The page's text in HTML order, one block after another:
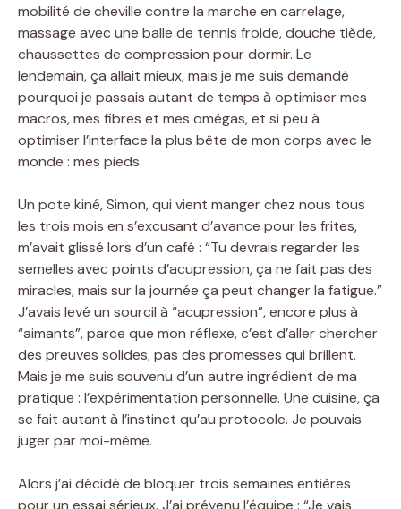
mobilité de cheville contre la marche en carrelage,
massage avec une balle de tennis froide, douche tiède,
chaussettes de compression pour dormir. Le
lendemain, ça allait mieux, mais je me suis demandé
pourquoi je passais autant de temps à optimiser mes
macros, mes fibres et mes omégas, et si peu à
optimiser l’interface la plus bête de mon corps avec le
monde : mes pieds.
Un pote kiné, Simon, qui vient manger chez nous tous
les trois mois en s’excusant d’avance pour les frites,
m’avait glissé lors d’un café : “Tu devrais regarder les
semelles avec points d’acupression, ça ne fait pas des
miracles, mais sur la journée ça peut changer la fatigue.”
J’avais levé un sourcil à “acupression”, encore plus à
“aimants”, parce que mon réflexe, c’est d’aller chercher
des preuves solides, pas des promesses qui brillent.
Mais je me suis souvenu d’un autre ingrédient de ma
pratique : l’expérimentation personnelle. Une cuisine, ça
se fait autant à l’instinct qu’au protocole. Je pouvais
juger par moi-même.
Alors j’ai décidé de bloquer trois semaines entières
pour un essai sérieux. J’ai prévenu l’équipe : “Je vais